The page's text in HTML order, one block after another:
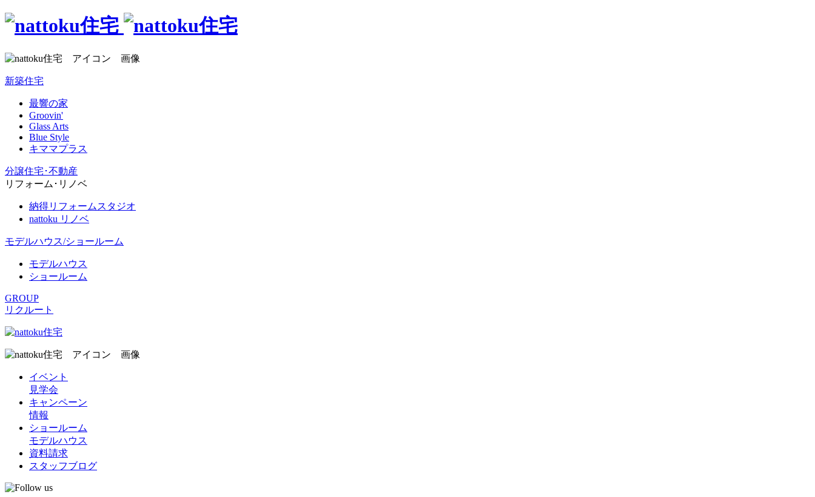
新築住宅
最響の家
Groovin'
Glass Arts
Blue Style
キママプラス
分譲住宅･不動産
リフォーム･リノベ
納得リフォームスタジオ
nattoku リノベ
モデルハウス/ショールーム
モデルハウス
ショールーム
GROUP
リクルート
イベント
見学会
キャンペーン
情報
ショールーム
モデルハウス
資料請求
スタッフブログ